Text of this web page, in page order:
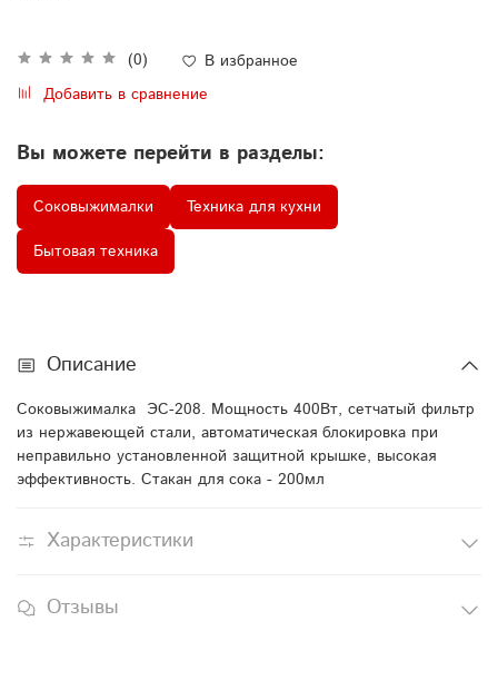
(0)
В избранное
Добавить в сравнение
Вы можете перейти в разделы:
Соковыжималки
Техника для кухни
Бытовая техника
Описание
Соковыжималка ЭС-208. Мощность 400Вт, сетчатый фильтр
из нержавеющей стали, автоматическая блокировка при
неправильно установленной защитной крышке, высокая
эффективность. Стакан для сока - 200мл
Характеристики
Отзывы